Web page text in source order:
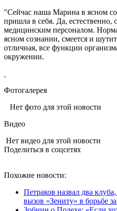
"Сейчас наша Марина в ясном
пришла в себя. Да, естественно,
медицинским персоналом.
ясном сознании, смеется и
отличная, все функции
окружении.
Фотогалерея
Нет фото для этой новости
Видео
Нет видео для этой новости
Поделиться в соцсетях
Похожие новости:
Петраков назвал два
вызов «Зениту» в борьбе